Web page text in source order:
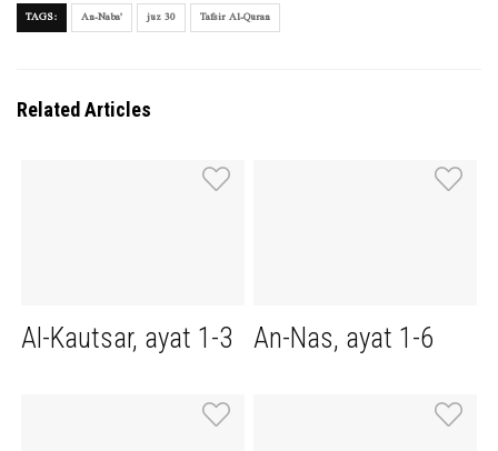
TAGS: An-Naba' juz 30 Tafsir Al-Quran
Related Articles
Al-Kautsar, ayat 1-3 An-Nas, ayat 1-6